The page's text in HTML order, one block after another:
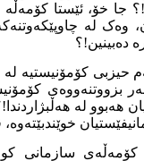
عەیارە ٢٤ بوو!؟ جا
وەک لە
دەبینین!؟
حیزبی کۆمۆنیستیە
بزووتنەووەی
هەبوو لە
خوێندبێتەوە،
سازمانی